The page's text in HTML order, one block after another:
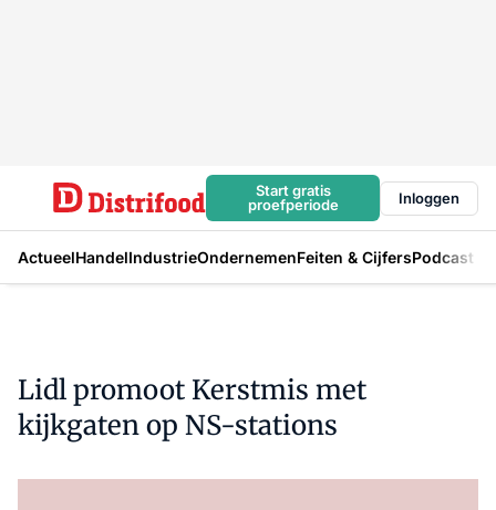
Start gratis
proefperiode
Inloggen
ActueelHandelIndustrieOndernemenFeiten & CijfersPodcast
Lidl promoot Kerstmis met
kijkgaten op NS-stations